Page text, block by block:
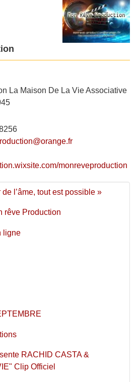
La Maison De La Vie Associative
monreveproduction
l’âme, tout est possible »
rêve Production
ligne
RACHID CASTA &
Clip Officiel